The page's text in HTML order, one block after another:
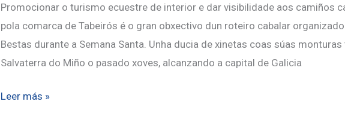
Promocionar o turismo ecuestre de interior e dar visibilidade aos camiños
pola comarca de Tabeirós é o gran obxectivo dun roteiro cabalar
Bestas durante a Semana Santa. Unha ducia de xinetas coas súas
Salvaterra do Miño o pasado xoves, alcanzando a capital de Galicia
Finaliza
Leer más »